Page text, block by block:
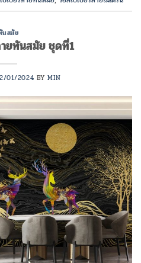
นสมัย
ยทันสมัย ชุดที่1
01/2024 BYMIN